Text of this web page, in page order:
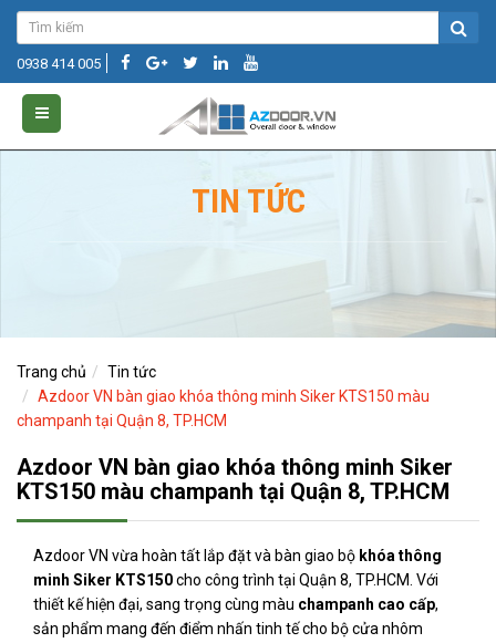
0938 414 005
TIN TỨC
Trang chủ
Tin tức
Azdoor VN bàn giao khóa thông minh Siker KTS150 màu
champanh tại Quận 8, TP.HCM
Azdoor VN bàn giao khóa thông minh Siker
KTS150 màu champanh tại Quận 8, TP.HCM
Azdoor VN vừa hoàn tất lắp đặt và bàn giao bộ khóa thông
minh Siker KTS150cho công trình tại Quận 8, TP.HCM. Với
thiết kế hiện đại, sang trọng cùng màu champanh cao cấp,
sản phẩm mang đến điểm nhấn tinh tế cho bộ cửa nhôm